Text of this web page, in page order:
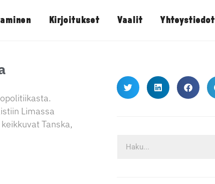
Kirjoitukset Vaalit Yhteystiedot
Limassa
Tanska,